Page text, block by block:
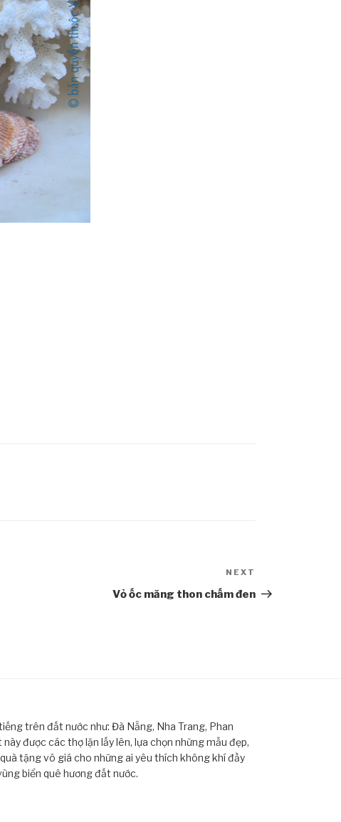
Post
NEXT
Vỏ ốc măng thon chấm đen
trên đất nước như: Đà Nẵng, Nha Trang, Phan
được các thợ lặn lấy lên, lựa chọn những mẫu đẹp,
tặng vô giá cho những ai yêu thích không khí đầy
biển quê hương đất nước.